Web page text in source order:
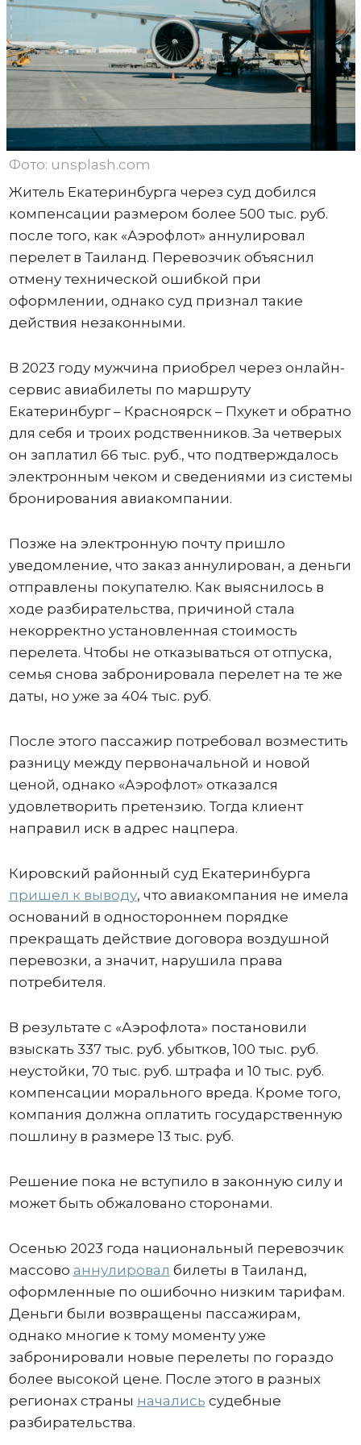
Фото: unsplash.com
Житель Екатеринбурга через суд добился
компенсации размером более 500 тыс. руб.
после того, как «Аэрофлот» аннулировал
перелет в Таиланд. Перевозчик объяснил
отмену технической ошибкой при
оформлении, однако суд признал такие
действия незаконными.
В 2023 году мужчина приобрел через онлайн-
сервис авиабилеты по маршруту
Екатеринбург – Красноярск – Пхукет и обратно
для себя и троих родственников. За четверых
он заплатил 66 тыс. руб., что подтверждалось
электронным чеком и сведениями из системы
бронирования авиакомпании.
Позже на электронную почту пришло
уведомление, что заказ аннулирован, а деньги
отправлены покупателю. Как выяснилось в
ходе разбирательства, причиной стала
некорректно установленная стоимость
перелета. Чтобы не отказываться от отпуска,
семья снова забронировала перелет на те же
даты, но уже за 404 тыс. руб.
После этого пассажир потребовал возместить
разницу между первоначальной и новой
ценой, однако «Аэрофлот» отказался
удовлетворить претензию. Тогда клиент
направил иск в адрес нацпера.
Кировский районный суд Екатеринбурга
пришел к выводу, что авиакомпания не имела
оснований в одностороннем порядке
прекращать действие договора воздушной
перевозки, а значит, нарушила права
потребителя.
В результате с «Аэрофлота» постановили
взыскать 337 тыс. руб. убытков, 100 тыс. руб.
неустойки, 70 тыс. руб. штрафа и 10 тыс. руб.
компенсации морального вреда. Кроме того,
компания должна оплатить государственную
пошлину в размере 13 тыс. руб.
Решение пока не вступило в законную силу и
может быть обжаловано сторонами.
Осенью 2023 года национальный перевозчик
массово аннулировал билеты в Таиланд,
оформленные по ошибочно низким тарифам.
Деньги были возвращены пассажирам,
однако многие к тому моменту уже
забронировали новые перелеты по гораздо
более высокой цене. После этого в разных
регионах страны начались судебные
разбирательства.